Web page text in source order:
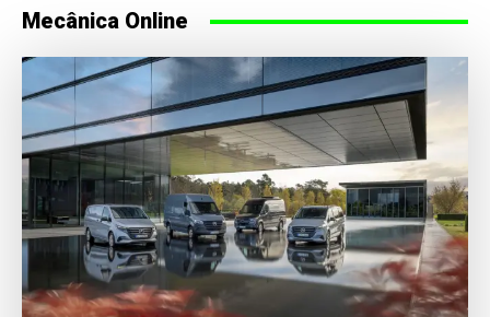
Mecânica Online